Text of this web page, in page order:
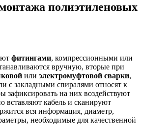
полиэтиленовых
фитингами, компрессионными или
вручную, вторые при
или электромуфтовой сварки,
с закладными спиралями относят к
зафиксировать на них воздействуют
вставляют кабель и сканируют
вся информация, диаметр,
необходимые для качественной